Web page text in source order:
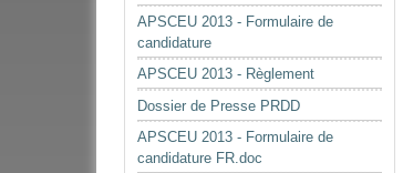
APSCEU 2013 - Formulaire de
candidature
APSCEU 2013 - Règlement
Dossier de Presse PRDD
APSCEU 2013 - Formulaire de
candidature FR.doc